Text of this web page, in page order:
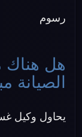
رسوم
هل هناك
الصيانة
يحاول وكيل